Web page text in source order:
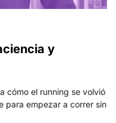
y
cómo el running se volvió
para empezar a correr sin